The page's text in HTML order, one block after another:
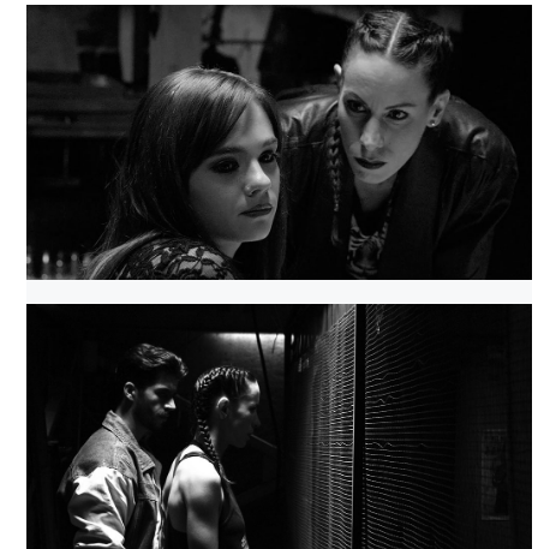
RENCOR TATUADO, TOMADA DE FILMINLATINO